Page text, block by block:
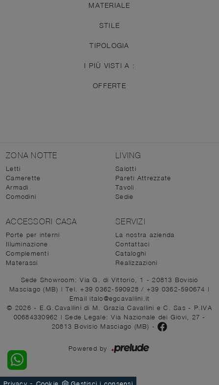
MATERIALE
STILE
TIPOLOGIA
I PIÙ VISTI A :
OFFERTE
ZONA NOTTE
Letti
Camerette
Armadi
Comodini
LIVING
Salotti
Pareti Attrezzate
Tavoli
Sedie
ACCESSORI CASA
Porte per interni
Illuminazione
Complementi
Materassi
SERVIZI
La nostra azienda
Contattaci
Cataloghi
Realizzazioni
Sede Showroom: Via G. di Vittorio, 1 - 20813 Bovisio
Masciago (MB) | Tel. +39 0362-590928/ +39 0362-590674 |
Email italo@egcavallini.it
© 2026 - E.G.Cavallini di M. Grazia Cavallini e C. Sas - P.IVA
00684330962 | Sede Legale: Via Nazionale dei Giovi, 27 -
20813 Bovisio Masciago (MB) -
Powered by
-